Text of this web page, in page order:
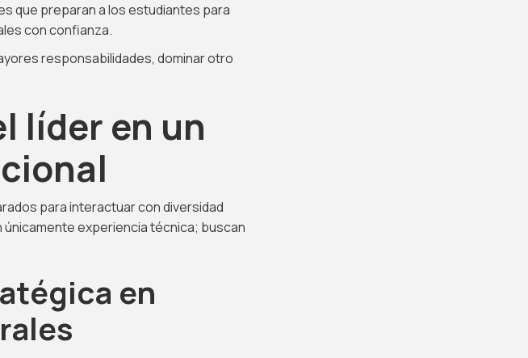
que preparan a los estudiantes para
con confianza.
responsabilidades, dominar otro
líder en un
para interactuar con diversidad
únicamente experiencia técnica; buscan
en